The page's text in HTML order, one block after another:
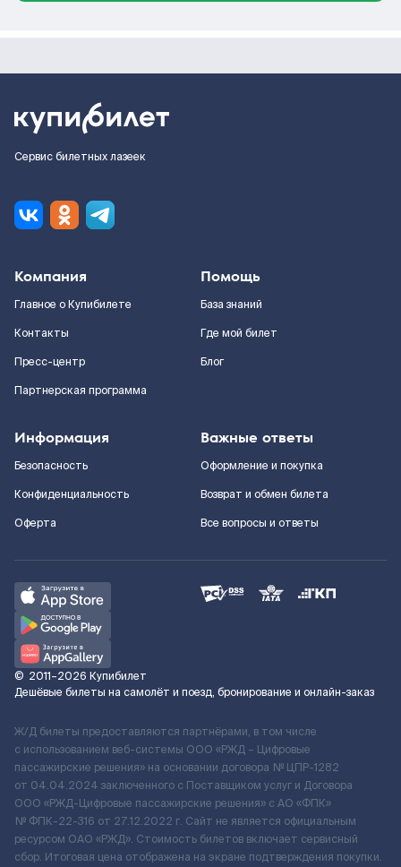
Сервис билетных лазеек
Компания
Главное о Купибилете
Контакты
Пресс-центр
Партнерская программа
Помощь
База знаний
Где мой билет
Блог
Информация
Безопасность
Конфиденциальность
Оферта
Важные ответы
Оформление и покупка
Возврат и обмен билета
Все вопросы и ответы
© 2011–2026 Купибилет
Дешёвые билеты на самолёт и поезд, бронирование и онлайн-заказ
Ж/Д билеты предоставляются партнёрами, в том числе
с использованием веб-системы ООО «РЖД – Цифровые
пассажирские решения» на основании договора № ЦПР-1282
от 04.04.2024 заключенного с Поставщиком услуг и Договора
ООО «РЖД-Цифровые пассажирские решения» c АО «ФПК»
№ ФПК-22-316 от 27.12.2022 г. Сайт не является официальным
ресурсом ОАО «РЖД». Стоимость билетов включает сервисный
сбор. Итоговая цена отображена на экране подтверждения покупки.